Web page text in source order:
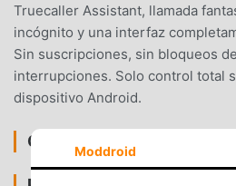
Truecaller Assistant, llamada
incógnito y una interfaz
Sin suscripciones, sin bloqueos
interrupciones. Solo control total
dispositivo Android.
CARACTERÍSTICAS DEL
Moddroid